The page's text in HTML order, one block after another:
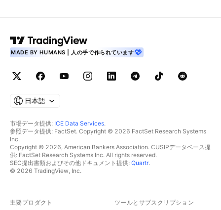
MADE BY HUMANS | 人の手で作られています
日本語
市場データ提供: ICE Data Services.
参照データ提供: FactSet. Copyright © 2026 FactSet Research Systems
Inc.
Copyright © 2026, American Bankers Association. CUSIPデータベース提
供: FactSet Research Systems Inc. All rights reserved.
SEC提出書類およびその他ドキュメント提供: Quartr.
© 2026 TradingView, Inc.
主要プロダクト ツールとサブスクリプション